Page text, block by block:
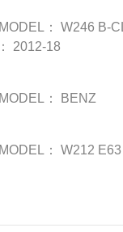
MODEL： W246 B-
2012-18
MODEL： BENZ
MODEL： W212